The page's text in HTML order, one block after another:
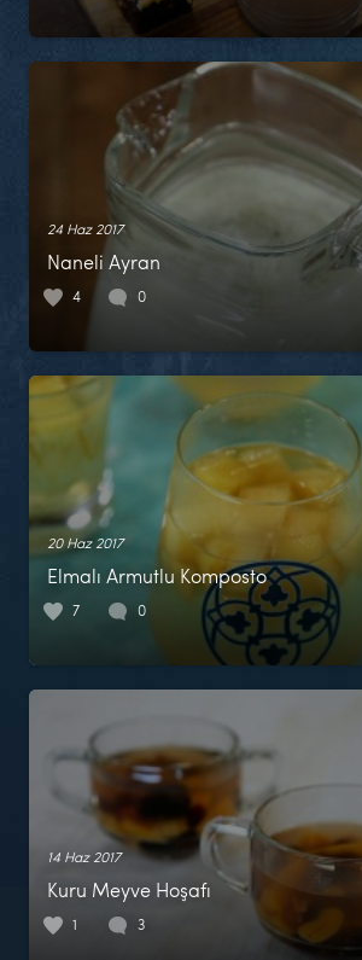
24 Haz 2017
Naneli Ayran
4 0
20 Haz 2017
Elmalı Armutlu Komposto
7 0
14 Haz 2017
Kuru Meyve Hoşafı
1 3